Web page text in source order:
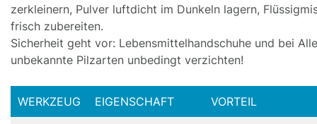
zerkleinern, Pulver luftdicht im Dunkeln lagern,
frisch zubereiten.
Sicherheit geht vor: Lebensmittelhandschuhe und bei
unbekannte Pilzarten unbedingt verzichten!
WERKZEUG EIGENSCHAFT VORTEIL